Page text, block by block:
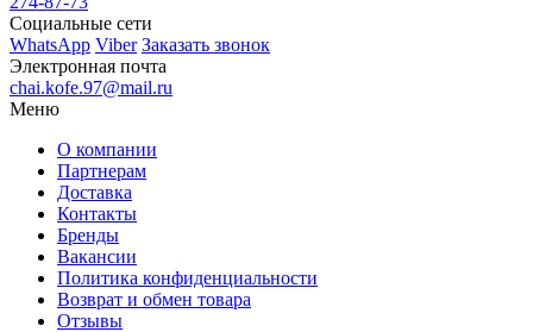
Социальные сети
WhatsApp Viber Заказать звонок
Электронная почта
chai.kofe.97@mail.ru
Меню
О компании
Партнерам
Доставка
Контакты
Бренды
Вакансии
Политика конфиденциальности
Возврат и обмен товара
Отзывы